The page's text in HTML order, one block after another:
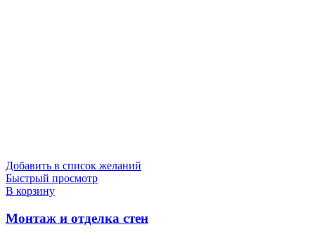
Добавить в список желаний
Быстрый просмотр
В корзину
Монтаж и отделка стен